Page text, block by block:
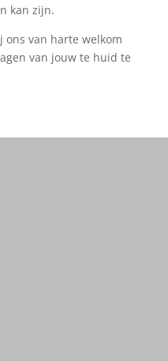
kan zijn.
ons van harte welkom
van jouw te huid te